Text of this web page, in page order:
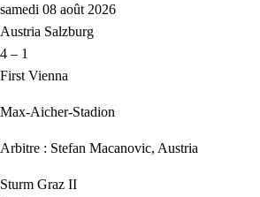
samedi 08 août 2026
Austria Salzburg
4 – 1
First Vienna
Max-Aicher-Stadion
Arbitre : Stefan Macanovic, Austria
Sturm Graz II